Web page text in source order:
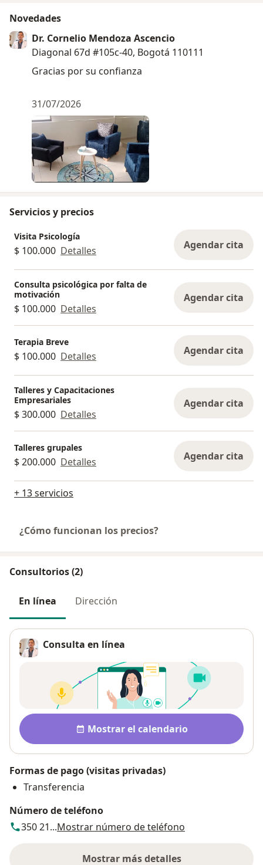
Novedades
Dr. Cornelio Mendoza Ascencio
Diagonal 67d #105c-40, Bogotá 110111
Gracias por su confianza
31/07/2026
Servicios y precios
Visita Psicología
$ 100.000 Detalles Agendar cita
Consulta psicológica por falta de
motivación
$ 100.000 Detalles
Agendar cita
Terapia Breve
$ 100.000 Detalles Agendar cita
Talleres y Capacitaciones
Empresariales
$ 300.000 Detalles
Agendar cita
Talleres grupales
$ 200.000 Detalles Agendar cita
+ 13 servicios
¿Cómo funcionan los precios?
Consultorios (2)
En línea Dirección
Consulta en línea
Disponibilidad
Mostrar el calendario
Formas de pago (visitas privadas)
Transferencia
Número de teléfono
350 21...Mostrar número de teléfono
Mostrar más detalles